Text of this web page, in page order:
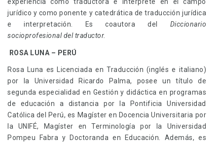
experiencia como traductora e intérprete en el campo
jurídico y como ponente y catedrática de traducción jurídica
e interpretación. Es coautora del Diccionario
socioprofesional del traductor.
ROSA LUNA – PERÚ
Rosa Luna es Licenciada en Traducción (inglés e italiano)
por la Universidad Ricardo Palma, posee un título de
segunda especialidad en Gestión y didáctica en programas
de educación a distancia por la Pontificia Universidad
Católica del Perú, es Magíster en Docencia Universitaria por
la UNIFÉ, Magíster en Terminología por la Universidad
Pompeu Fabra y Doctoranda en Educación. Además, es